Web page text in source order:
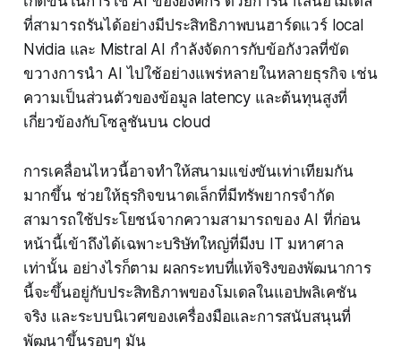
ที่สามารถรันได้อย่างมีประสิทธิภาพบนฮาร์ดแวร์ local
Nvidia และ Mistral AI กำลังจัดการกับข้อกังวลที่ขัด
ขวางการนำ AI ไปใช้อย่างแพร่หลายในหลายธุรกิจ เช่น
ความเป็นส่วนตัวของข้อมูล latency และต้นทุนสูงที่
เกี่ยวข้องกับโซลูชันบน cloud
การเคลื่อนไหวนี้อาจทำให้สนามแข่งขันเท่าเทียมกัน
มากขึ้น ช่วยให้ธุรกิจขนาดเล็กที่มีทรัพยากรจำกัด
สามารถใช้ประโยชน์จากความสามารถของ AI ที่ก่อน
หน้านี้เข้าถึงได้เฉพาะบริษัทใหญ่ที่มีงบ IT มหาศาล
เท่านั้น อย่างไรก็ตาม ผลกระทบที่แท้จริงของพัฒนาการ
นี้จะขึ้นอยู่กับประสิทธิภาพของโมเดลในแอปพลิเคชัน
จริง และระบบนิเวศของเครื่องมือและการสนับสนุนที่
พัฒนาขึ้นรอบๆ มัน